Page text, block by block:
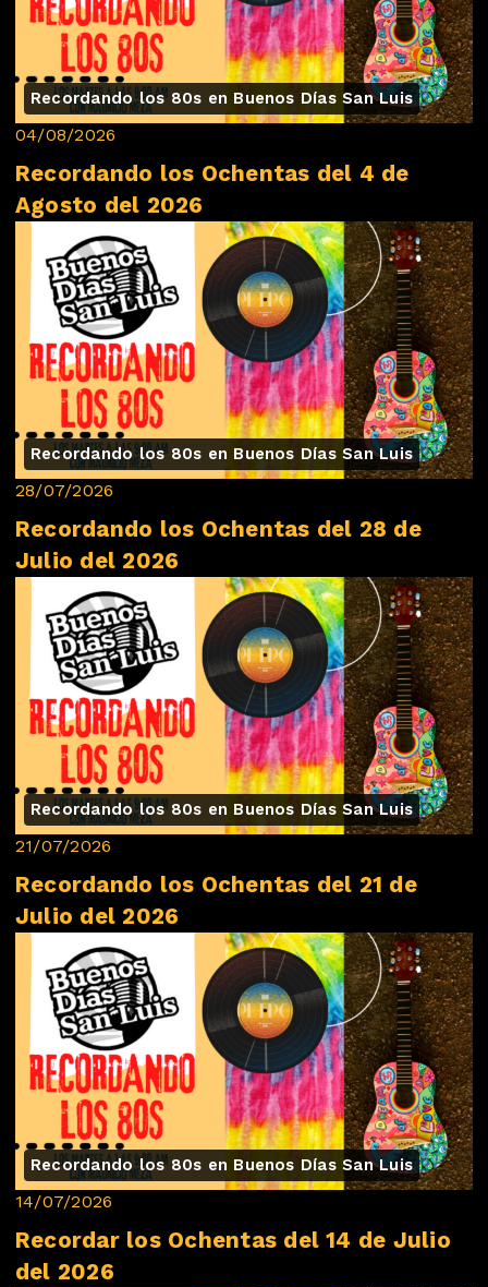
Recordando los 80s en Buenos Días San Luis
04/08/2026
Recordando los Ochentas del 4 de
Agosto del 2026
Recordando los 80s en Buenos Días San Luis
28/07/2026
Recordando los Ochentas del 28 de
Julio del 2026
Recordando los 80s en Buenos Días San Luis
21/07/2026
Recordando los Ochentas del 21 de
Julio del 2026
Recordando los 80s en Buenos Días San Luis
14/07/2026
Recordar los Ochentas del 14 de Julio
del 2026